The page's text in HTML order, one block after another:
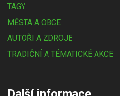
TAGY
MĚSTA A OBCE
AUTOŘI A ZDROJE
TRADIČNÍ A TÉMATICKÉ AKCE